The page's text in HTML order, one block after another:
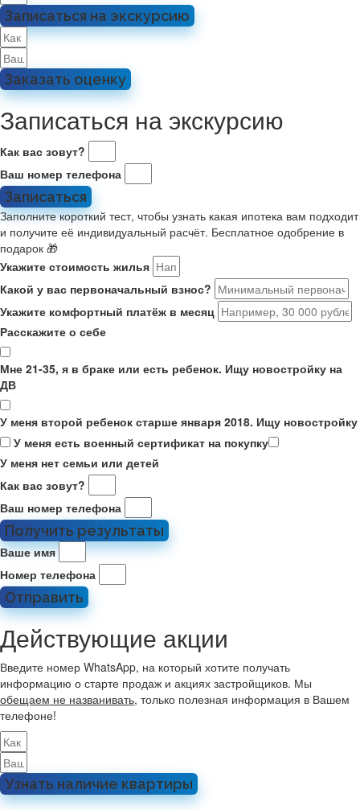
Записаться на экскурсию
Заказать оценку
Записаться на экскурсию
Как вас зовут?
Ваш номер телефона
Записаться
Заполните короткий тест, чтобы узнать какая ипотека вам подходит
и получите её индивидуальный расчёт. Бесплатное одобрение в
подарок 🎁
Укажите стоимость жилья
Какой у вас первоначальный взнос?
Укажите комфортный платёж в месяц
Расскажите о себе
Мне 21-35, я в браке или есть ребенок. Ищу новостройку на
ДВ
У меня второй ребенок старше января 2018. Ищу новостройку
У меня есть военный сертификат на покупку
У меня нет семьи или детей
Как вас зовут?
Ваш номер телефона
Получить результаты
Ваше имя
Номер телефона
Отправить
Действующие акции
Введите номер WhatsApp, на который хотите получать
информацию о старте продаж и акциях застройщиков. Мы
обещаем не названивать, только полезная информация в Вашем
телефоне!
Узнать наличие квартиры